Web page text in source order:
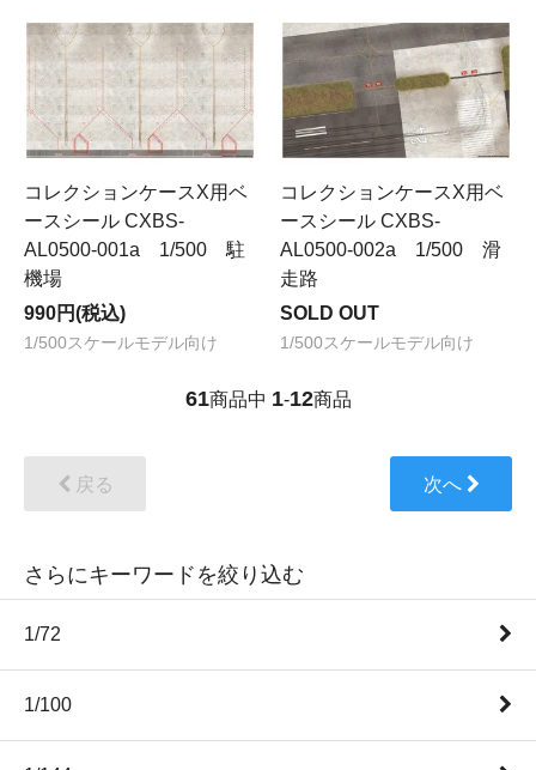
コレクションケースX用ベ
ースシール CXBS-
AL0500-001a 1/500 駐
機場
990円(税込)
1/500スケールモデル向け
コレクションケースX用ベ
ースシール CXBS-
AL0500-002a 1/500 滑
走路
SOLD OUT
1/500スケールモデル向け
61商品中 1-12商品
戻る 次へ
さらにキーワードを絞り込む
1/72
1/100